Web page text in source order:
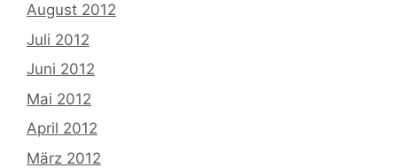
August 2012
Juli 2012
Juni 2012
Mai 2012
April 2012
März 2012